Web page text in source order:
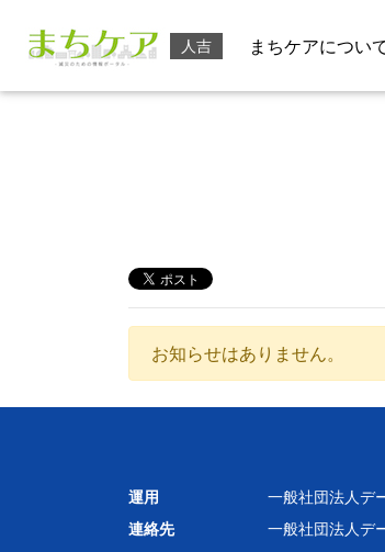
人吉 まちケアについ
お知らせはありません。
運用
一般社団法人デ
連絡先
一般社団法人デ